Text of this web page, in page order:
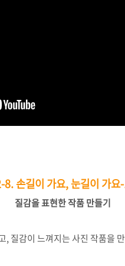
8.손길이 가요, 눈길이 가요
질감을표현한작품 만들기
, 질감이 느껴지는사진 작품을